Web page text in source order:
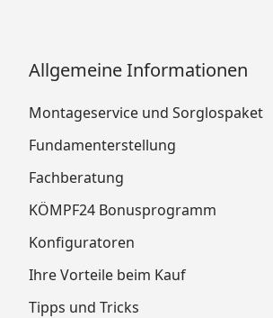
Allgemeine Informationen
Montageservice und Sorglospaket
Fundamenterstellung
Fachberatung
KÖMPF24 Bonusprogramm
Konfiguratoren
Ihre Vorteile beim Kauf
Tipps und Tricks